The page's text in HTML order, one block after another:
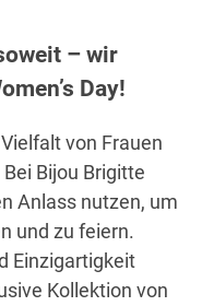
– wir
Day!
von Frauen
Bijou Brigitte
Anlass nutzen, um
und zu feiern.
Einzigartigkeit
Kollektion von